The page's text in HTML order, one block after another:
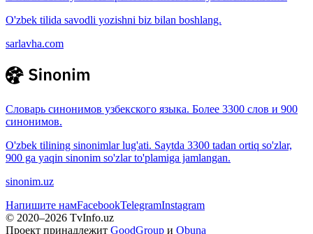
O'zbek tilida savodli yozishni biz bilan boshlang.
sarlavha.com
Словарь синонимов узбекского языка. Более 3300 слов и 900
синонимов.
O'zbek tilining sinonimlar lug'ati. Saytda 3300 tadan ortiq so'zlar,
900 ga yaqin sinonim so'zlar to'plamiga jamlangan.
sinonim.uz
Напишите намFacebookTelegramInstagram
© 2020–2026 TvInfo.uz
Проект принадлежит GoodGroup и Obuna